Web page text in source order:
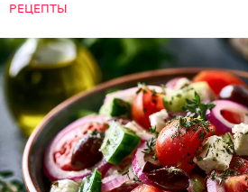
РЕЦЕПТЫ